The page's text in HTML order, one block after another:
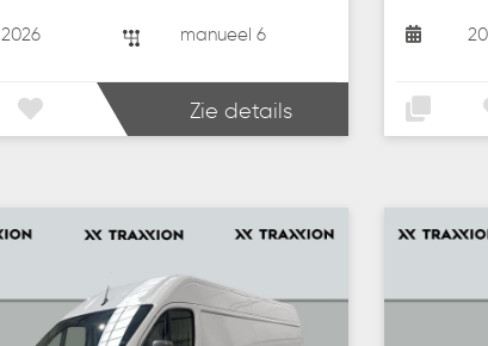
2026 manueel 6
Zie details